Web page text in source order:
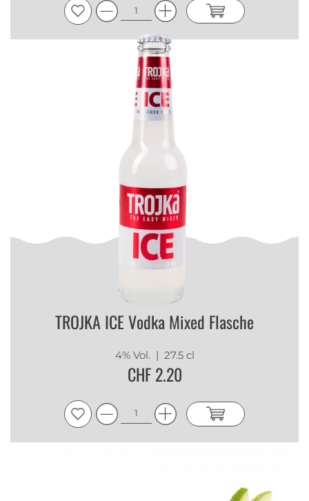
TROJKA ICE Vodka Mixed Flasche
4% Vol. | 27.5 cl
CHF 2.20